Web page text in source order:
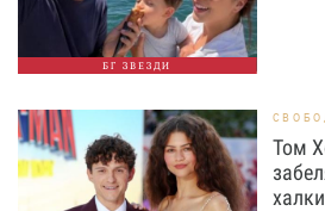
БГ ЗВЕЗДИ
Том